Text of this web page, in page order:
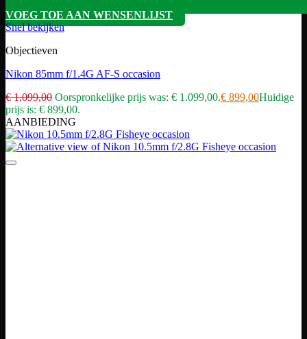
VOEG TOE AAN WENSENLIJST
Snel bekijken
Objectieven
Nikon 85mm f/1.4G AF-S occasion
€1.099,00 Oorspronkelijke prijs was: € 1.099,00.€ 899,00Huidige
prijs is: € 899,00.
AANBIEDING